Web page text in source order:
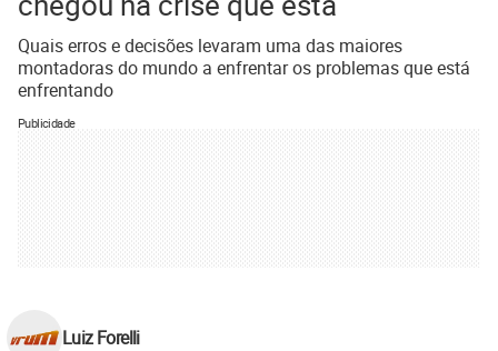
Quais erros e decisões levaram uma das maiores
montadoras do mundo a enfrentar os problemas que está
enfrentando
Publicidade
Luiz Forelli